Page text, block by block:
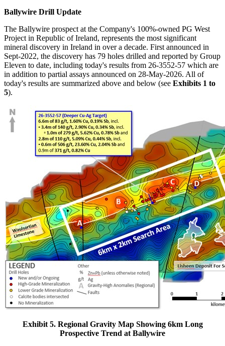
Ballywire Drill Update
The Ballywire prospect at the Company's 100%-owned PG West
Project in Republic of Ireland, represents the most significant
mineral discovery in Ireland in over a decade. First announced in
Sept-2022, the discovery has 79 holes drilled and reported by Group
Eleven to date, including today's results from 26-3552-57 which are
in addition to partial assays announced on 28-May-2026. All of
today's results are summarized above and below (see Exhibits 1 to
5).
Exhibit 5. Regional Gravity Map Showing 6km Long
Prospective Trend at Ballywire